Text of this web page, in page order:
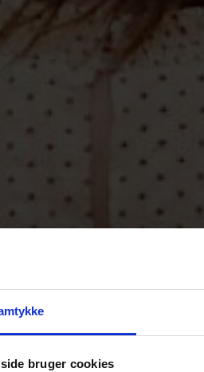
bruger cookies